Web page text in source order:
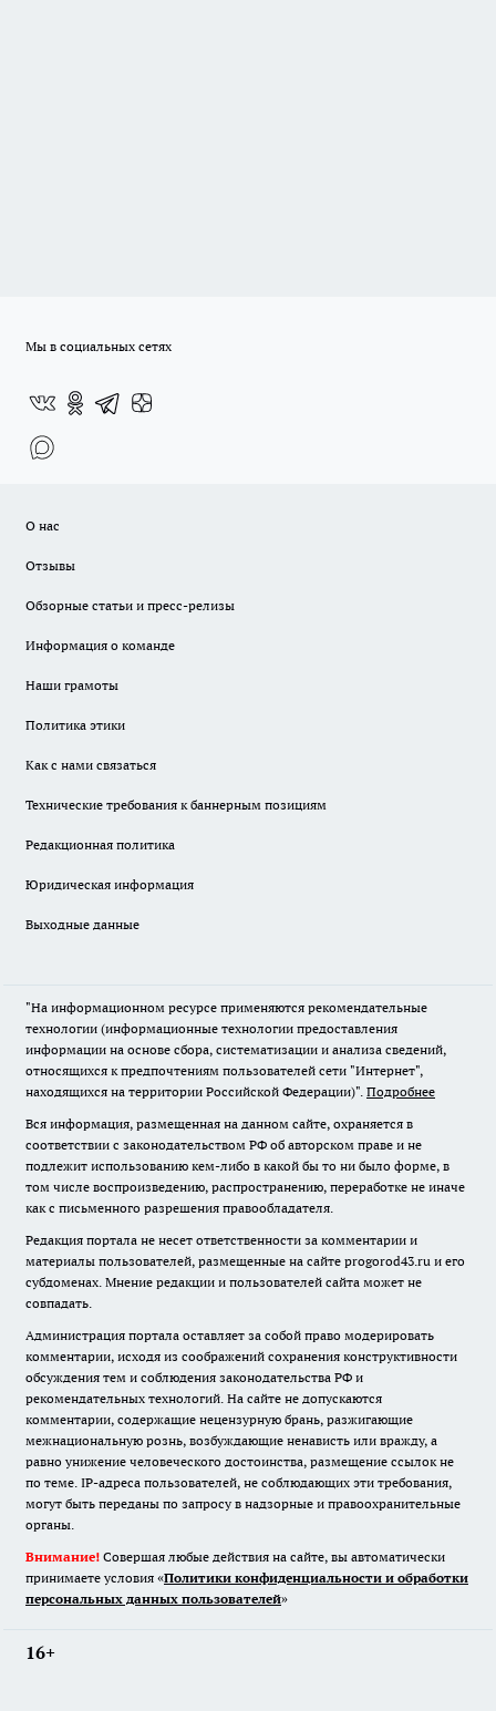
Мы в социальных сетях
О нас
Отзывы
Обзорные статьи и пресс-релизы
Информация о команде
Наши грамоты
Политика этики
Как с нами связаться
Технические требования к баннерным позициям
Редакционная политика
Юридическая информация
Выходные данные
"На информационном ресурсе применяются рекомендательные
технологии (информационные технологии предоставления
информации на основе сбора, систематизации и анализа сведений,
относящихся к предпочтениям пользователей сети "Интернет",
находящихся на территории Российской Федерации)". Подробнее
Вся информация, размещенная на данном сайте, охраняется в
соответствии с законодательством РФ об авторском праве и не
подлежит использованию кем-либо в какой бы то ни было форме, в
том числе воспроизведению, распространению, переработке не иначе
как с письменного разрешения правообладателя.
Редакция портала не несет ответственности за комментарии и
материалы пользователей, размещенные на сайте progorod43.ru и его
субдоменах. Мнение редакции и пользователей сайта может не
совпадать.
Администрация портала оставляет за собой право модерировать
комментарии, исходя из соображений сохранения конструктивности
обсуждения тем и соблюдения законодательства РФ и
рекомендательных технологий. На сайте не допускаются
комментарии, содержащие нецензурную брань, разжигающие
межнациональную рознь, возбуждающие ненависть или вражду, а
равно унижение человеческого достоинства, размещение ссылок не
по теме. IP-адреса пользователей, не соблюдающих эти требования,
могут быть переданы по запросу в надзорные и правоохранительные
органы.
Внимание! Совершая любые действия на сайте, вы автоматически
принимаете условия «Политики конфиденциальности и обработки
персональных данных пользователей»
16+